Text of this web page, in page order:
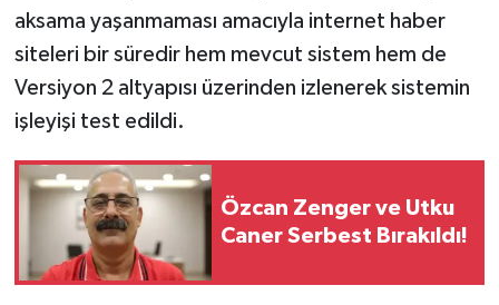
aksama yaşanmaması amacıyla internet haber
siteleri bir süredir hem mevcut sistem hem de
Versiyon 2 altyapısı üzerinden izlenerek sistemin
işleyişi test edildi.
Özcan Zenger ve Utku
Caner Serbest Bırakıldı!